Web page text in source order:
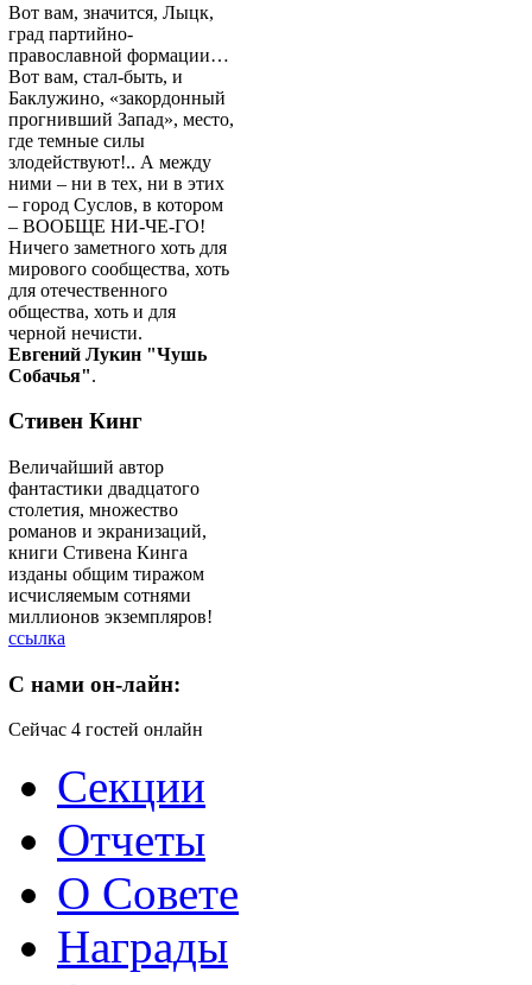
Вот вам, значится, Лыцк,
град партийно-
православной формации…
Вот вам, стал-быть, и
Баклужино, «закордонный
прогнивший Запад», место,
где темные силы
злодействуют!.. А между
ними – ни в тех, ни в этих
– город Суслов, в котором
– ВООБЩЕ НИ-ЧЕ-ГО!
Ничего заметного хоть для
мирового сообщества, хоть
для отечественного
общества, хоть и для
черной нечисти.
Евгений Лукин "Чушь
Собачья".
Стивен Кинг
Величайший автор
фантастики двадцатого
столетия, множество
романов и экранизаций,
книги Стивена Кинга
изданы общим тиражом
исчисляемым сотнями
миллионов экземпляров!
ссылка
C нами он-лайн:
Сейчас 4 гостей онлайн
Секции
Отчеты
О Совете
Награды